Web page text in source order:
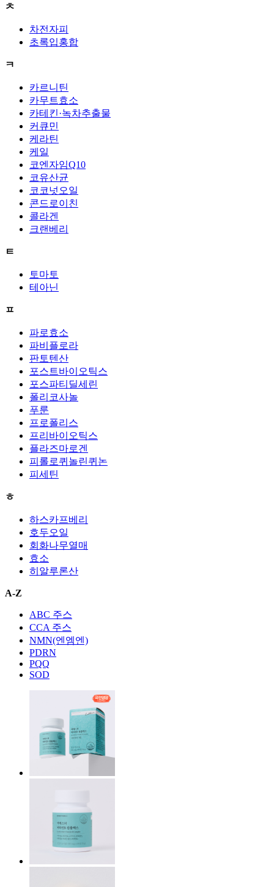
ㅊ
차전자피
초록입홍합
ㅋ
카르니틴
카무트효소
카테킨·녹차추출물
커큐민
케라틴
케일
코엔자임Q10
코유산균
코코넛오일
콘드로이친
콜라겐
크랜베리
ㅌ
토마토
테아닌
ㅍ
파로효소
파비플로라
판토텐산
포스트바이오틱스
포스파티딜세린
폴리코사놀
푸룬
프로폴리스
프리바이오틱스
플라즈마로겐
피롤로퀴놀린퀴논
피세틴
ㅎ
하스카프베리
호두오일
회화나무열매
효소
히알루론산
A-Z
ABC 주스
CCA 주스
NMN(엔엠엔)
PDRN
PQQ
SOD